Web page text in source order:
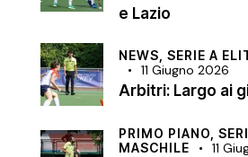
e Lazio
NEWS, SERIE A
11 Giugno 2026
Arbitri: Largo ai
PRIMO PIANO,
MASCHILE
11